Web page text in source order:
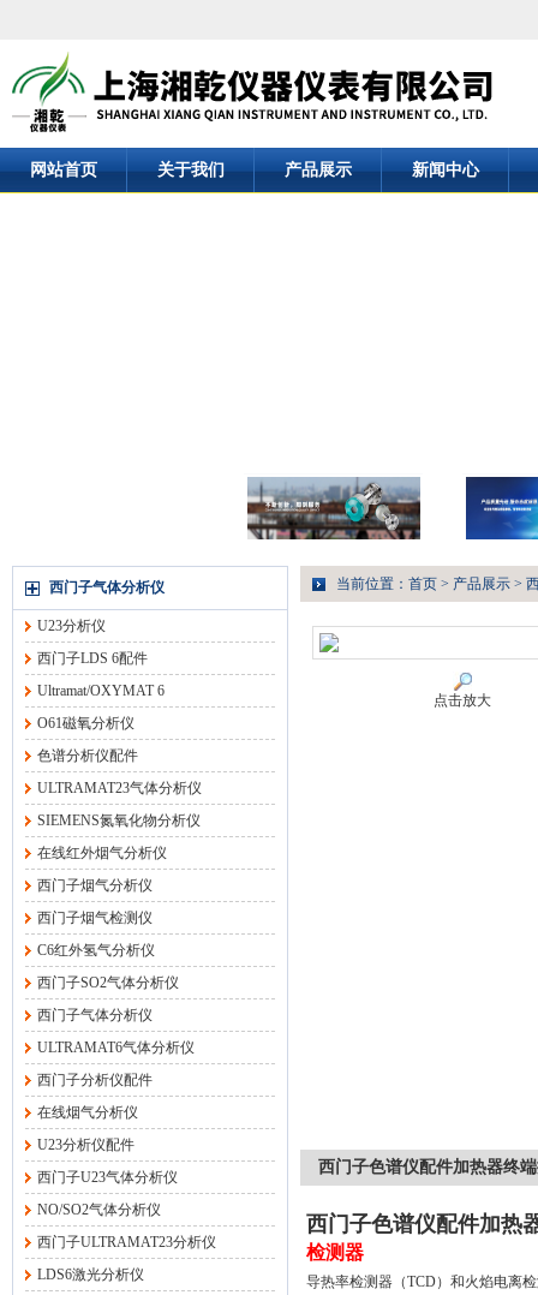
网站首页 关于我们 产品展示 新闻中心
西门子气体分析仪
U23分析仪
西门子LDS 6配件
Ultramat/OXYMAT 6
O61磁氧分析仪
色谱分析仪配件
ULTRAMAT23气体分析仪
SIEMENS氮氧化物分析仪
在线红外烟气分析仪
西门子烟气分析仪
西门子烟气检测仪
C6红外氢气分析仪
西门子SO2气体分析仪
西门子气体分析仪
ULTRAMAT6气体分析仪
西门子分析仪配件
在线烟气分析仪
U23分析仪配件
西门子U23气体分析仪
NO/SO2气体分析仪
西门子ULTRAMAT23分析仪
LDS6激光分析仪
当前位置： 首页 > 产品展示 >
点击放大
西门子色谱仪配件加热器终端
西门子色谱仪配件加热
检测器
导热率检测器（TCD）和火焰电离